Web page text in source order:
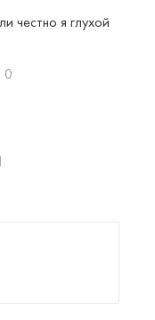
честно я глухой
0